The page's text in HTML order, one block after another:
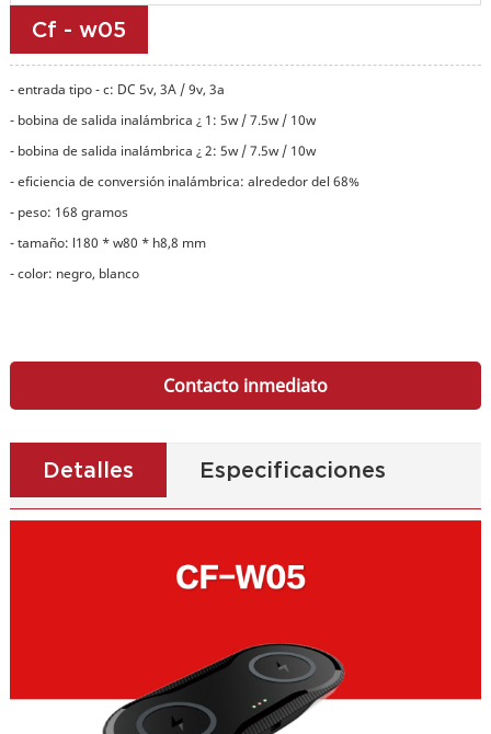
Cf - w05
- entrada tipo - c: DC 5v, 3A / 9v, 3a
- bobina de salida inalámbrica ¿ 1: 5w / 7.5w / 10w
- bobina de salida inalámbrica ¿ 2: 5w / 7.5w / 10w
- eficiencia de conversión inalámbrica: alrededor del 68%
- peso: 168 gramos
- tamaño: l180 * w80 * h8,8 mm
- color: negro, blanco
Contacto inmediato
Detalles Especificaciones